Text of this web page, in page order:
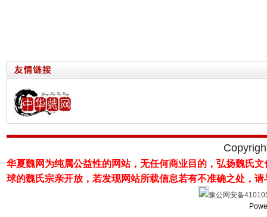
华夏魏网为纯属公益性的网站，无任何商业目的，弘扬魏氏
球的魏氏宗亲开放，若发现网站所载信息若有不准确之处，
豫公网安备